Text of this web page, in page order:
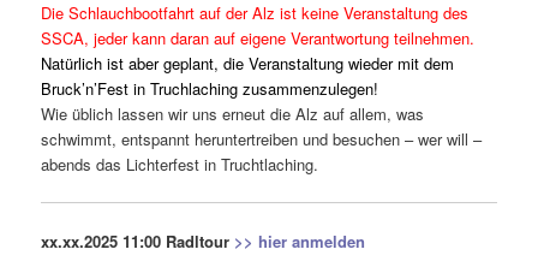
Die Schlauchbootfahrt auf der Alz ist keine Veranstaltung des
SSCA, jeder kann daran auf eigene Verantwortung teilnehmen.
Natürlich ist aber geplant, die Veranstaltung wieder mit dem
Bruck’n’Fest in Truchlaching zusammenzulegen!
Wie üblich lassen wir uns erneut die Alz auf allem, was
schwimmt, entspannt heruntertreiben und besuchen – wer will –
abends das Lichterfest in Truchtlaching.
xx.xx.2025 11:00 Radltour >> hier anmelden